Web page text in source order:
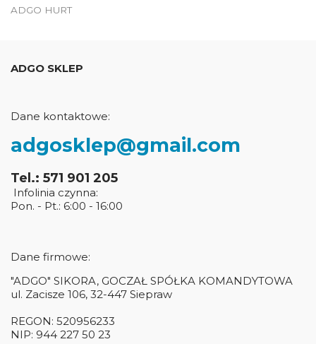
ADGO HURT
ADGO SKLEP
Dane kontaktowe:
adgosklep@gmail.com
Tel.: 571 901 205
Infolinia czynna:
Pon. - Pt.: 6:00 - 16:00
Dane firmowe:
"ADGO" SIKORA, GOCZAŁ SPÓŁKA KOMANDYTOWA
ul. Zacisze 106, 32-447 Siepraw
REGON: 520956233
NIP: 944 227 50 23